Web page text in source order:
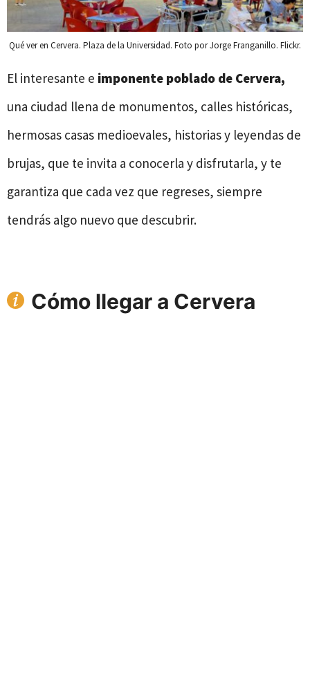
Qué ver en Cervera. Plaza de la Universidad. Foto por Jorge Franganillo. Flickr.
El interesante e imponente poblado de Cervera,
una ciudad llena de monumentos, calles históricas,
hermosas casas medioevales, historias y leyendas de
brujas, que te invita a conocerla y disfrutarla, y te
garantiza que cada vez que regreses, siempre
tendrás algo nuevo que descubrir.
Cómo llegar a Cervera